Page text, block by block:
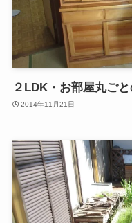
２LDK・お部屋丸ご
2014年11月21日